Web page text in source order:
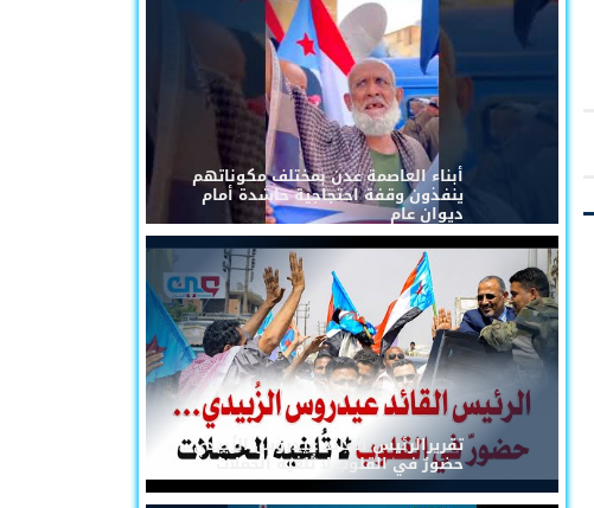
أبناء العاصمة عدن بمختلف مكوناتهم
ينفذون وقفة احتجاجية حاشدة أمام
ديوان عام
تقريرالرئيس القائد عيدروس الزُبيدي...
حضورٌ في القلوب لا تُلغيه الحملات